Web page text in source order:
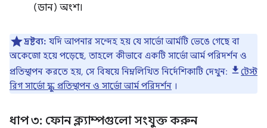
(ডান) অংশ।
দ্রষ্টব্য: যদি আপনার সন্দেহ হয় যে সার্ভো আর্মটি ভেঙে গেছে বা
অকেজো হয়ে পড়েছে, তাহলে কীভাবে একটি সার্ভো আর্ম পরিদর্শন ও
প্রতিস্থাপন করতে হয়, সে বিষয়ে নিম্নলিখিত নির্দেশিকাটি দেখুন:
টেস্ট
রিগ সার্ভো স্ক্রু প্রতিস্থাপন ও সার্ভো আর্ম পরিদর্শন ।
ধাপ ৩: ফোন ক্ল্যাম্পগুলো সংযুক্ত করুন